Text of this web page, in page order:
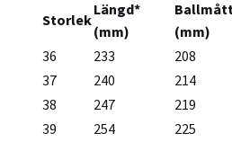
Storlek
Längd*
(mm)
Ballmått
(mm)
36
233 208
37
240 214
38
247 219
39
254 225